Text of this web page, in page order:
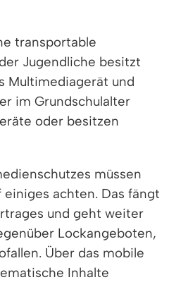
transportable
Jugendliche besitzt
Multimediagerät und
im Grundschulalter
oder besitzen
müssen
einiges achten. Das fängt
und geht weiter
Lockangeboten,
Über das mobile
Inhalte